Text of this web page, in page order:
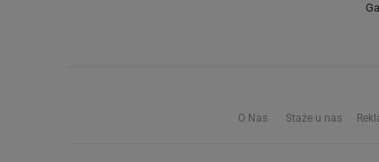
O Nas Staże u nas